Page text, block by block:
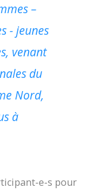
–
- jeunes
venant
du
Nord,
à
e-s pour